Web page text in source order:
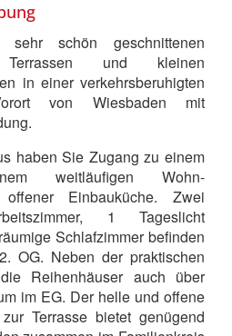
schön geschnittenen
und kleinen
in einer verkehrsberuhigten
von Wiesbaden mit
haben Sie Zugang zu einem
weitläufigen Wohn-
Einbauküche. Zwei
1 Tageslicht
Schlafzimmer befinden
OG. Neben der praktischen
Reihenhäuser auch über
im EG. Der helle und offene
Terrasse bietet genügend